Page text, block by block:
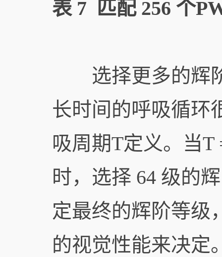
表 7 匹配 256 个
选择更多的辉阶
长时间的呼吸循环
吸周期T定义。当T
时，选择 64 级的
定最终的辉阶等级
的视觉性能来决定